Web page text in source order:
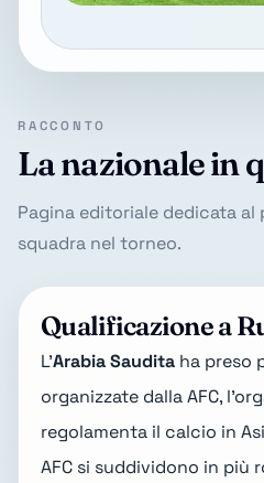
RACCONTO
La nazionale in
Pagina editoriale dedicata
squadra nel torneo.
Qualificazione a
L'Arabia Saudita ha preso
organizzate dalla AFC,
regolamenta il calcio in
AFC si suddividono in più